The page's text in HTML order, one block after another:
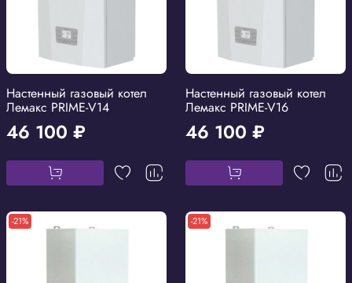
Настенный газовый котел
Лемакс PRIME-V14
46 100 ₽
Настенный газовый котел
Лемакс PRIME-V16
46 100 ₽
-21% -21%